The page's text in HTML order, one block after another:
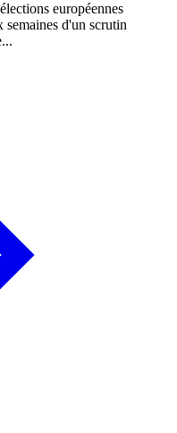
européennes
d'un scrutin